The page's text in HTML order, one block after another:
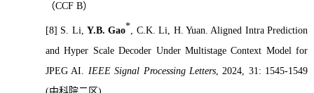
（CCF B）
[8] S. Li,Y.B. Gao* , C.K. Li, H. Yuan. Aligned Intra Prediction
and Hyper Scale Decoder Under Multistage Context Model for
JPEG AI. IEEE Signal Processing Letters, 2024, 31: 1545-1549